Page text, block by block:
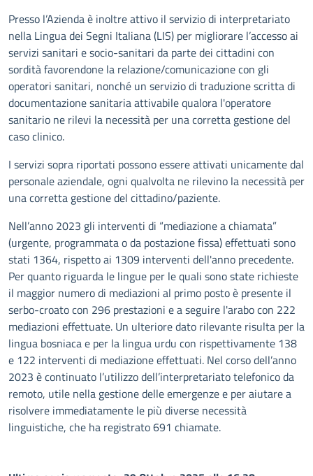
Presso l’Azienda è inoltre attivo il servizio di interpretariato
nella Lingua dei Segni Italiana (LIS) per migliorare l’accesso ai
servizi sanitari e socio-sanitari da parte dei cittadini con
sordità favorendone la relazione/comunicazione con gli
operatori sanitari, nonché un servizio di traduzione scritta di
documentazione sanitaria attivabile qualora l'operatore
sanitario ne rilevi la necessità per una corretta gestione del
caso clinico.
I servizi sopra riportati possono essere attivati unicamente dal
personale aziendale, ogni qualvolta ne rilevino la necessità per
una corretta gestione del cittadino/paziente.
Nell’anno 2023 gli interventi di “mediazione a chiamata”
(urgente, programmata o da postazione fissa) effettuati sono
stati 1364, rispetto ai 1309 interventi dell'anno precedente.
Per quanto riguarda le lingue per le quali sono state richieste
il maggior numero di mediazioni al primo posto è presente il
serbo-croato con 296 prestazioni e a seguire l'arabo con 222
mediazioni effettuate. Un ulteriore dato rilevante risulta per la
lingua bosniaca e per la lingua urdu con rispettivamente 138
e 122 interventi di mediazione effettuati. Nel corso dell’anno
2023 è continuato l’utilizzo dell’interpretariato telefonico da
remoto, utile nella gestione delle emergenze e per aiutare a
risolvere immediatamente le più diverse necessità
linguistiche, che ha registrato 691 chiamate.